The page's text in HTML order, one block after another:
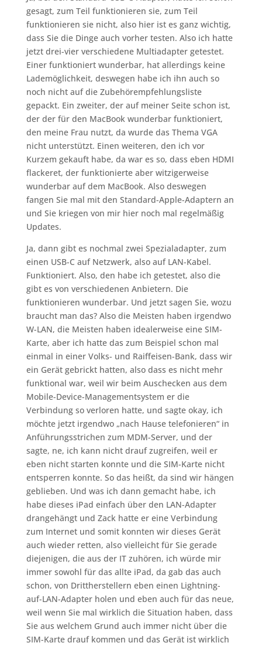
gesagt, zum Teil funktionieren sie, zum Teil
funktionieren sie nicht, also hier ist es ganz wichtig,
dass Sie die Dinge auch vorher testen. Also ich hatte
jetzt drei-vier verschiedene Multiadapter getestet.
Einer funktioniert wunderbar, hat allerdings keine
Lademöglichkeit, deswegen habe ich ihn auch so
noch nicht auf die Zubehörempfehlungsliste
gepackt. Ein zweiter, der auf meiner Seite schon ist,
der der für den MacBook wunderbar funktioniert,
den meine Frau nutzt, da wurde das Thema VGA
nicht unterstützt. Einen weiteren, den ich vor
Kurzem gekauft habe, da war es so, dass eben HDMI
flackeret, der funktionierte aber witzigerweise
wunderbar auf dem MacBook. Also deswegen
fangen Sie mal mit den Standard-Apple-Adaptern an
und Sie kriegen von mir hier noch mal regelmäßig
Updates.
Ja, dann gibt es nochmal zwei Spezialadapter, zum
einen USB-C auf Netzwerk, also auf LAN-Kabel.
Funktioniert. Also, den habe ich getestet, also die
gibt es von verschiedenen Anbietern. Die
funktionieren wunderbar. Und jetzt sagen Sie, wozu
braucht man das? Also die Meisten haben irgendwo
W-LAN, die Meisten haben idealerweise eine SIM-
Karte, aber ich hatte das zum Beispiel schon mal
einmal in einer Volks- und Raiffeisen-Bank, dass wir
ein Gerät gebrickt hatten, also dass es nicht mehr
funktional war, weil wir beim Auschecken aus dem
Mobile-Device-Managementsystem er die
Verbindung so verloren hatte, und sagte okay, ich
möchte jetzt irgendwo „nach Hause telefonieren“ in
Anführungsstrichen zum MDM-Server, und der
sagte, ne, ich kann nicht drauf zugreifen, weil er
eben nicht starten konnte und die SIM-Karte nicht
entsperren konnte. So das heißt, da sind wir hängen
geblieben. Und was ich dann gemacht habe, ich
habe dieses iPad einfach über den LAN-Adapter
drangehängt und Zack hatte er eine Verbindung
zum Internet und somit konnten wir dieses Gerät
auch wieder retten, also vielleicht für Sie gerade
diejenigen, die aus der IT zuhören, ich würde mir
immer sowohl für das allte iPad, da gab das auch
schon, von Drittherstellern eben einen Lightning-
auf-LAN-Adapter holen und eben auch für das neue,
weil wenn Sie mal wirklich die Situation haben, dass
Sie aus welchem Grund auch immer nicht über die
SIM-Karte drauf kommen und das Gerät ist wirklich